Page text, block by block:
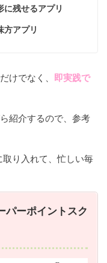
に残せるアプリ
アプリ
だけでなく、
即実践で
紹介するので、参考
り入れて、忙しい毎
パーポイントスク